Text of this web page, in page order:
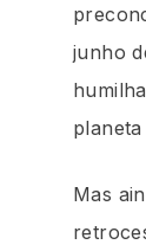
junho
Mas